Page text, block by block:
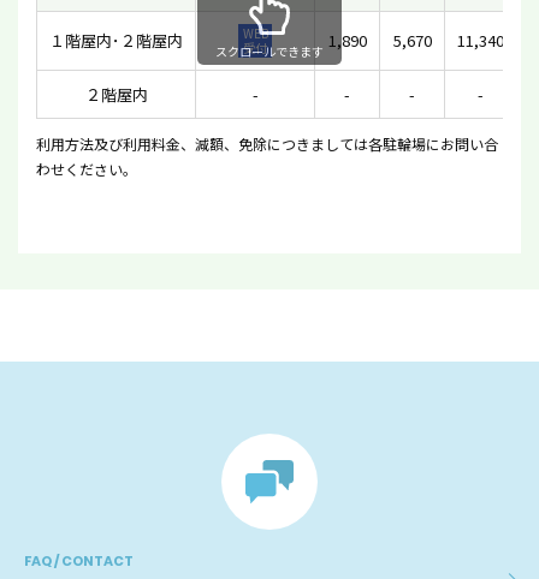
１階屋内･２階屋内
WEB
受付
1,890 5,670 11,340
２階屋内 - - - -
スクロールできます
利用方法及び利用料金、減額、免除につきましては各駐輪場にお問い合
わせください。
FAQ / CONTACT